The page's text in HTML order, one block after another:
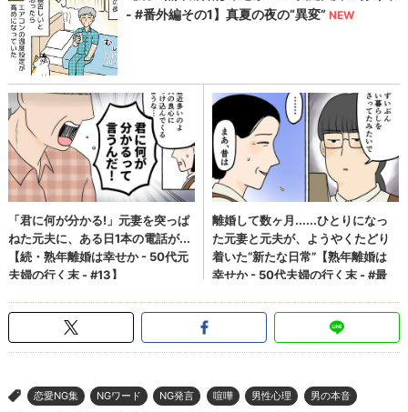
> 恋愛NG集 NGワード NG発言 喧嘩 男性心理 男の本音